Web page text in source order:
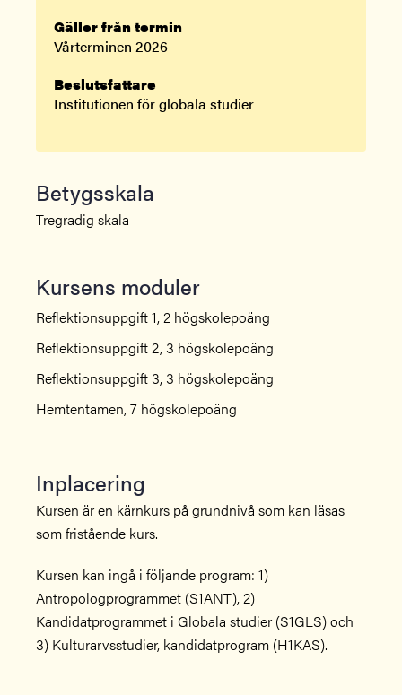
Gäller från termin
Vårterminen 2026
Beslutsfattare
Institutionen för globala studier
Betygsskala
Tregradig skala
Kursens moduler
Reflektionsuppgift 1, 2 högskolepoäng
Reflektionsuppgift 2, 3 högskolepoäng
Reflektionsuppgift 3, 3 högskolepoäng
Hemtentamen, 7 högskolepoäng
Inplacering
Kursen är en kärnkurs på grundnivå som kan läsas
som fristående kurs.
Kursen kan ingå i följande program: 1)
Antropologprogrammet (S1ANT), 2)
Kandidatprogrammet i Globala studier (S1GLS) och
3) Kulturarvsstudier, kandidatprogram (H1KAS).